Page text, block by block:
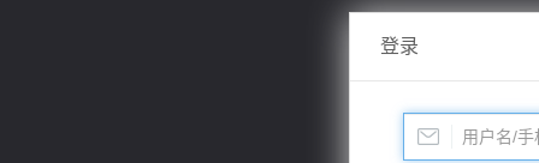
登录